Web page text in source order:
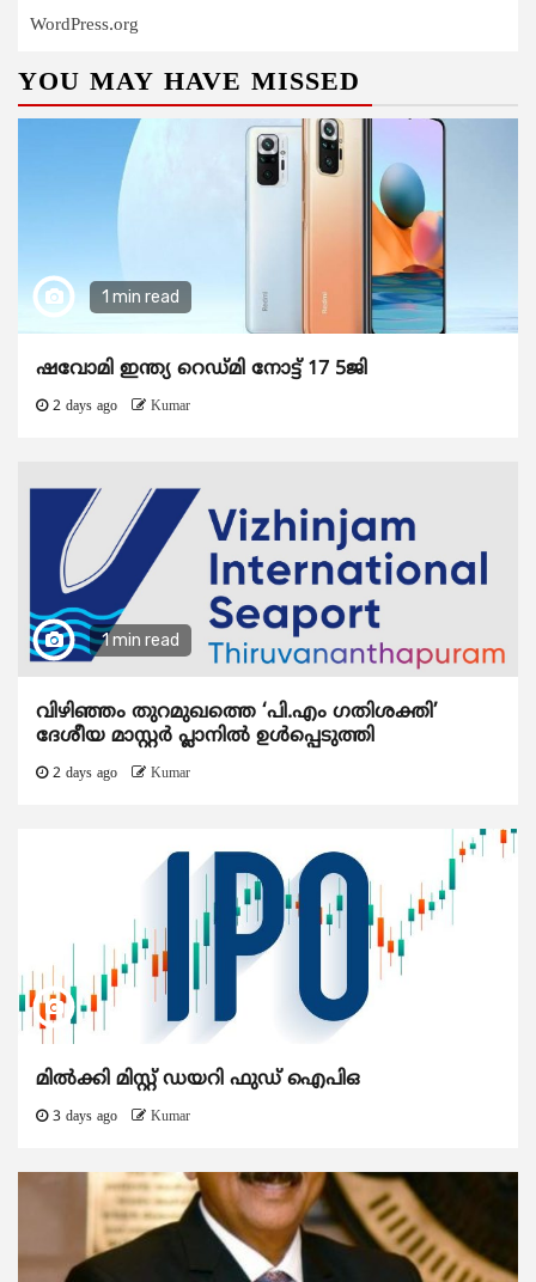
WordPress.org
YOU MAY HAVE MISSED
1 min read
ഷവോമി ഇന്ത്യ റെഡ്മി നോട്ട് 17 5ജി
2 days ago Kumar
1 min read
വിഴിഞ്ഞം തുറമുഖത്തെ ‘പി.എം ഗതിശക്തി’
ദേശീയ മാസ്റ്റർ പ്ലാനിൽ ഉൾപ്പെടുത്തി
2 days ago Kumar
മിൽക്കി മിസ്റ്റ് ഡയറി ഫുഡ് ഐപിഒ
3 days ago Kumar